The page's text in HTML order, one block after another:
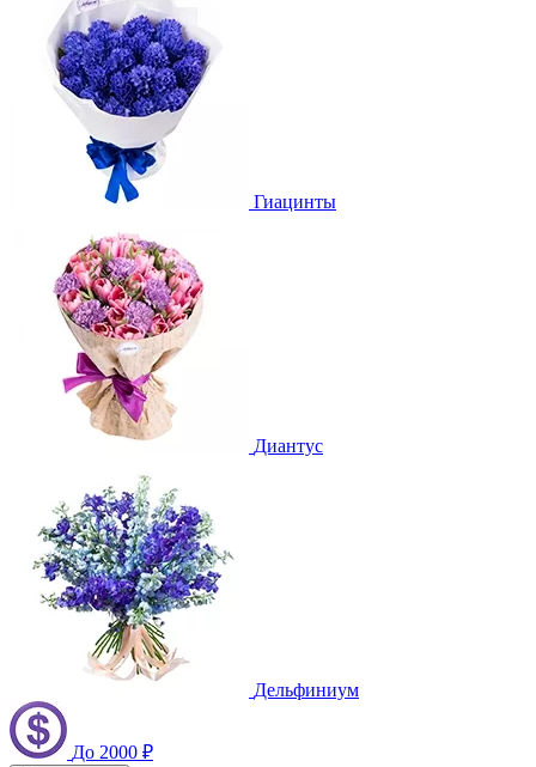
Гиацинты
Диантус
Дельфиниум
До 2000 ₽